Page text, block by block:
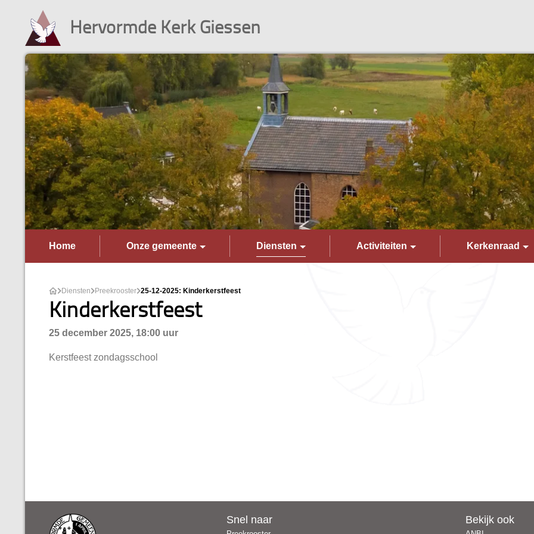
Hervormde Kerk Giessen
Home Onze gemeente Diensten Activiteiten Kerkenraad
Diensten Preekrooster 25-12-2025: Kinderkerstfeest
Kinderkerstfeest
25 december 2025, 18:00 uur
Kerstfeest zondagsschool
Snel naar Bekijk ook